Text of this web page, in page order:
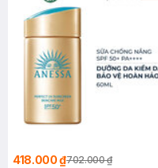
418.000 ₫702.000 ₫